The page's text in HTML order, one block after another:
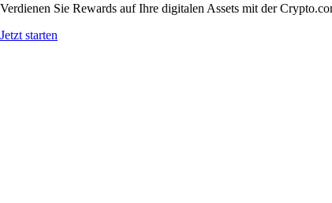
Verdienen Sie Rewards auf Ihre digitalen Assets mit der
Jetzt starten